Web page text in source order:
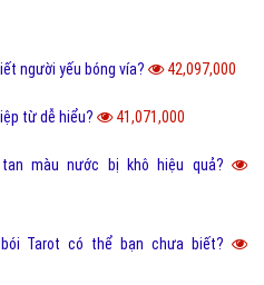
người yếu bóng vía? 42,097,000
từ dễ hiểu? 41,071,000
màu nước bị khô hiệu quả?
Tarot có thể bạn chưa biết?